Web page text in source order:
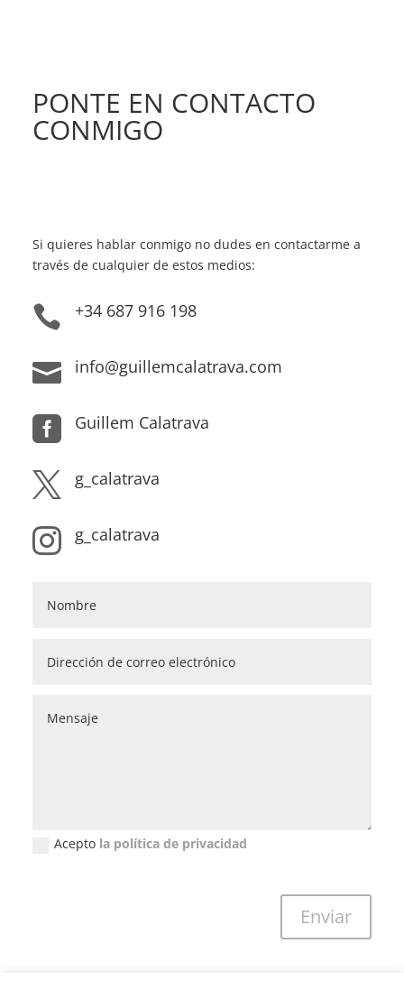
PONTE EN CONTACTO
CONMIGO
Si quieres hablar conmigo no dudes en contactarme a
través de cualquier de estos medios:
 +34 687 916 198
 info@guillemcalatrava.com
 Guillem Calatrava
 g_calatrava
 g_calatrava
Política de privacidad (GDPR)
Acepto la política de privacidad
Enviar